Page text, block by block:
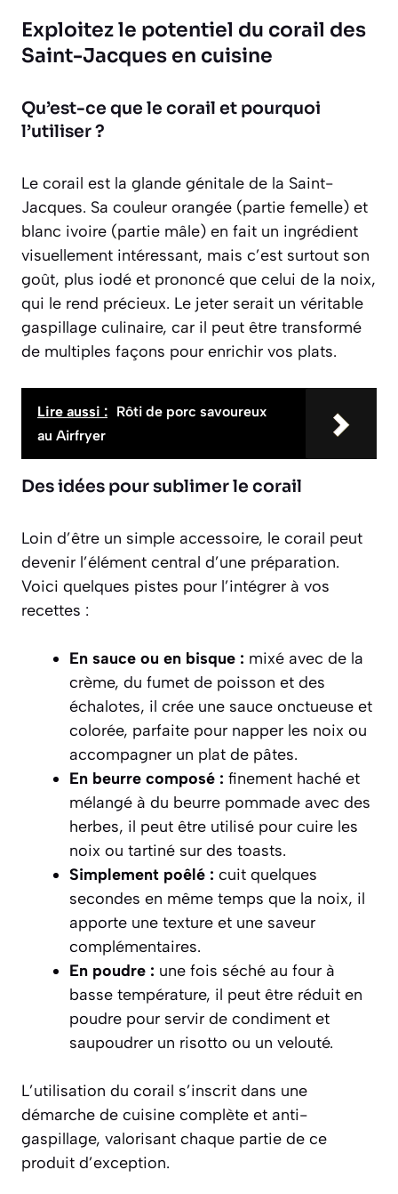
Exploitez le potentiel du corail des
Saint-Jacques en cuisine
Qu’est-ce que le corail et pourquoi
l’utiliser ?
Le corail est la glande génitale de la Saint-
Jacques. Sa couleur orangée (partie femelle) et
blanc ivoire (partie mâle) en fait un ingrédient
visuellement intéressant, mais c’est surtout son
goût, plus iodé et prononcé que celui de la noix,
qui le rend précieux. Le jeter serait un véritable
gaspillage culinaire, car il peut être transformé
de multiples façons pour enrichir vos plats.
Lire aussi : Rôti de porc savoureux
au Airfryer
Des idées pour sublimer le corail
Loin d’être un simple accessoire, le corail peut
devenir l’élément central d’une préparation.
Voici quelques pistes pour l’intégrer à vos
recettes :
En sauce ou en bisque : mixé avec de la
crème, du fumet de poisson et des
échalotes, il crée une sauce onctueuse et
colorée, parfaite pour napper les noix ou
accompagner un plat de pâtes.
En beurre composé : finement haché et
mélangé à du beurre pommade avec des
herbes, il peut être utilisé pour cuire les
noix ou tartiné sur des toasts.
Simplement poêlé : cuit quelques
secondes en même temps que la noix, il
apporte une texture et une saveur
complémentaires.
En poudre : une fois séché au four à
basse température, il peut être réduit en
poudre pour servir de condiment et
saupoudrer un risotto ou un velouté.
L’utilisation du corail s’inscrit dans une
démarche de cuisine complète et anti-
gaspillage, valorisant chaque partie de ce
produit d’exception.